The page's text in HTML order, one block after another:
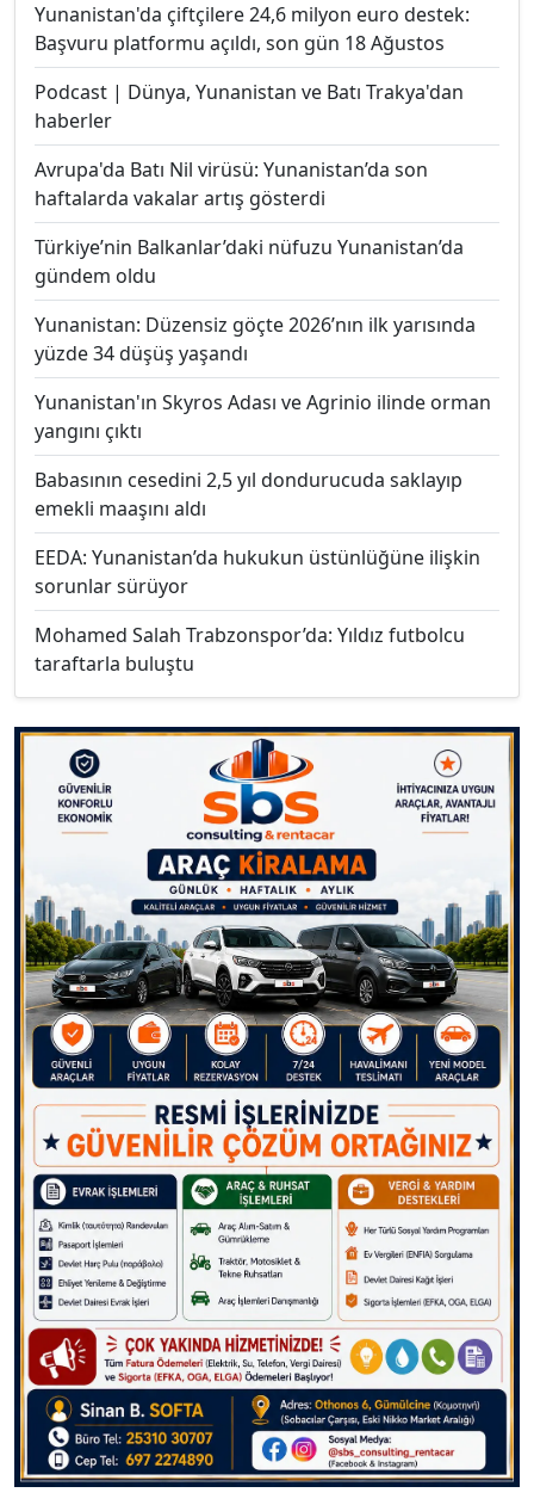
Yunanistan'da çiftçilere 24,6 milyon euro destek:
Başvuru platformu açıldı, son gün 18 Ağustos
Podcast | Dünya, Yunanistan ve Batı Trakya'dan
haberler
Avrupa'da Batı Nil virüsü: Yunanistan’da son
haftalarda vakalar artış gösterdi
Türkiye’nin Balkanlar’daki nüfuzu Yunanistan’da
gündem oldu
Yunanistan: Düzensiz göçte 2026’nın ilk yarısında
yüzde 34 düşüş yaşandı
Yunanistan'ın Skyros Adası ve Agrinio ilinde orman
yangını çıktı
Babasının cesedini 2,5 yıl dondurucuda saklayıp
emekli maaşını aldı
EEDA: Yunanistan’da hukukun üstünlüğüne ilişkin
sorunlar sürüyor
Mohamed Salah Trabzonspor’da: Yıldız futbolcu
taraftarla buluştu